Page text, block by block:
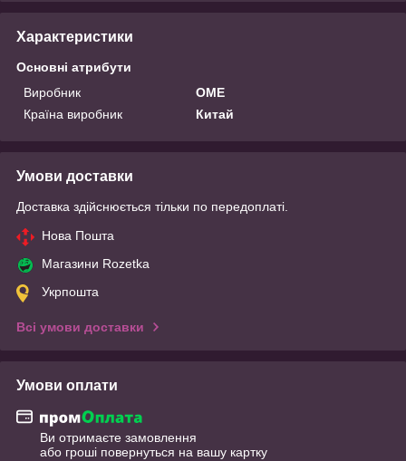
Характеристики
Основні атрибути
Виробник
OME
Країна виробник
Китай
Умови доставки
Доставка здійснюється тільки по передоплаті.
Нова Пошта
Магазини Rozetka
Укрпошта
Всі умови доставки
Умови оплати
Ви отримаєте замовлення
або гроші повернуться на вашу картку